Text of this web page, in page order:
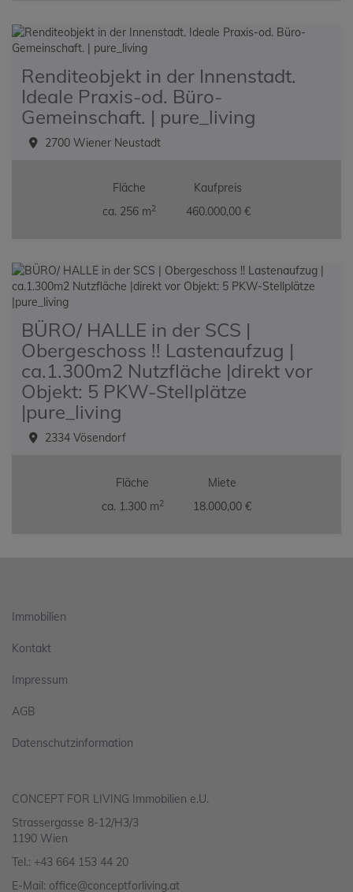
Renditeobjekt in der Innenstadt.
Ideale Praxis-od. Büro-
Gemeinschaft. | pure_living
2700 Wiener Neustadt
Fläche
ca. 256 m2
Kaufpreis
460.000,00 €
BÜRO/ HALLE in der SCS |
Obergeschoss !! Lastenaufzug |
ca.1.300m2 Nutzfläche |direkt vor
Objekt: 5 PKW-Stellplätze
|pure_living
2334 Vösendorf
Fläche
ca. 1.300 m2
Miete
18.000,00 €
Immobilien
Kontakt
Impressum
AGB
Datenschutzinformation
CONCEPT FOR LIVING Immobilien e.U.
Strassergasse 8-12/H3/3
1190 Wien
Tel.: +43 664 153 44 20
E-Mail: office@conceptforliving.at